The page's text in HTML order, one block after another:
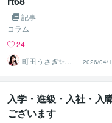
記事
コラム
24
町田うさぎ✨閃
光の幸せ届け人
♡怪談師⛩️
2026/04/
入学・進級・入社・入
ございます